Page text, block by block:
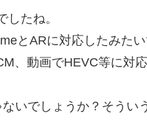
たね。
とARに対応したみたい
、動画でHEVC等に対
いでしょうか？そうい